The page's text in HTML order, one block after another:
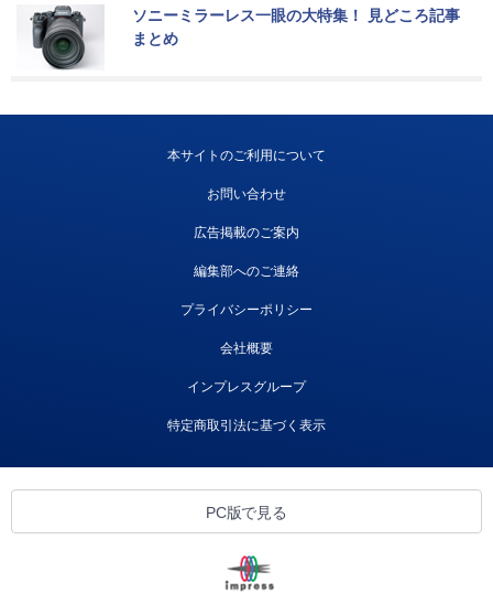
ソニーミラーレス一眼の大特集！ 見どころ記事
まとめ
本サイトのご利用について
お問い合わせ
広告掲載のご案内
編集部へのご連絡
プライバシーポリシー
会社概要
インプレスグループ
特定商取引法に基づく表示
PC版で見る